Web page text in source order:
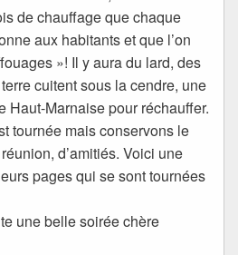
de chauffage que chaque
aux habitants et que l’on
»! Il y aura du lard, des
cuitent sous la cendre, une
Haut-Marnaise pour réchauffer.
tournée mais conservons le
d’amitiés. Voici une
pages qui se sont tournées
une belle soirée chère